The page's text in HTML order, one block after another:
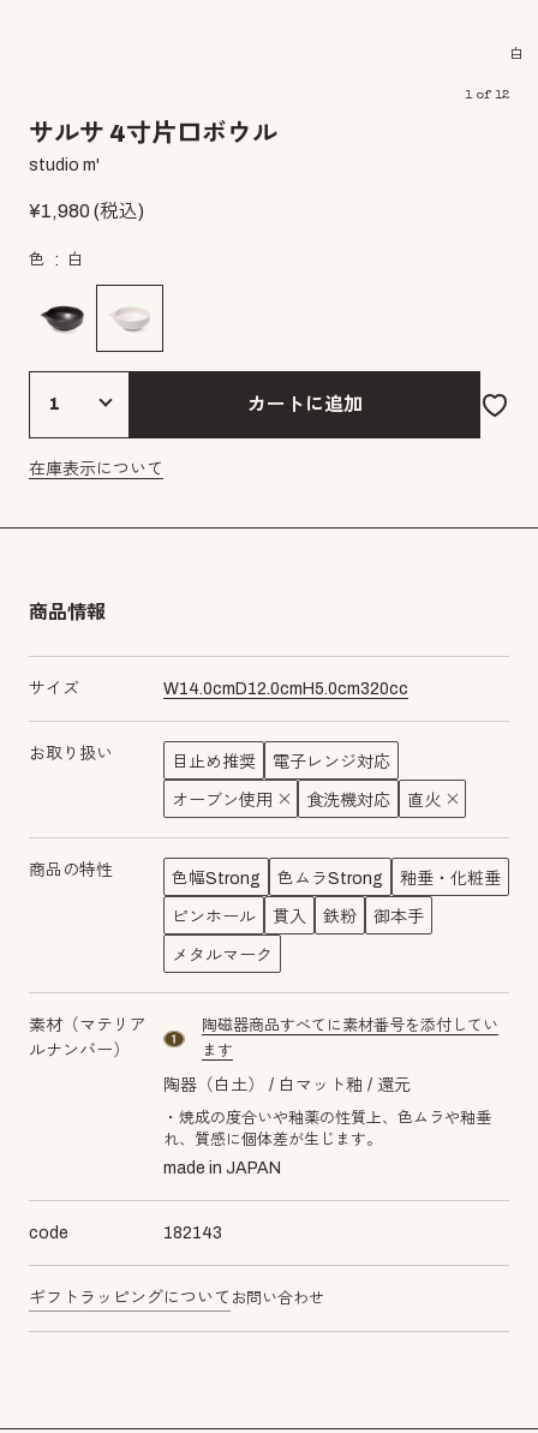
白
1of 12
サルサ 4寸片口ボウル
studio m'
¥1,980(税込)
色 白
カートに追加
在庫表示について
商品情報
サイズ W14.0cm D12.0cm H5.0cm320cc
お取り扱い 目止め推奨 電子レンジ対応
オーブン使用 食洗機対応 直火
商品の特性 色幅Strong 色ムラStrong 釉垂・化粧垂
ピンホール 貫入 鉄粉 御本手
メタルマーク
素材（マテリア
ルナンバー）
material number1
陶磁器商品すべてに素材番号を添付してい
ます
陶器（白土） 白マット釉 還元
・焼成の度合いや釉薬の性質上、色ムラや釉垂
れ、質感に個体差が生じます。
made in JAPAN
code 182143
ギフトラッピングについて お問い合わせ